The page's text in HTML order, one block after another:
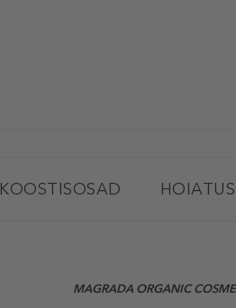
KOOSTISOSAD
MAGRADA ORGANIC